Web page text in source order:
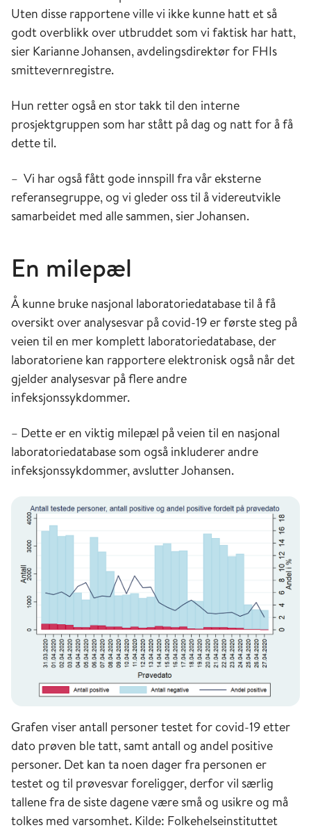
Uten disse rapportene ville vi ikke kunne hatt et så
godt overblikk over utbruddet som vi faktisk har hatt,
sier Karianne Johansen, avdelingsdirektør for FHIs
smittevernregistre.
Hun retter også en stor takk til den interne
prosjektgruppen som har stått på dag og natt for å få
dette til.
– Vi har også fått gode innspill fra vår eksterne
referansegruppe, og vi gleder oss til å videreutvikle
samarbeidet med alle sammen, sier Johansen.
En milepæl
Å kunne bruke nasjonal laboratoriedatabase til å få
oversikt over analysesvar på covid-19 er første steg på
veien til en mer komplett laboratoriedatabase, der
laboratoriene kan rapportere elektronisk også når det
gjelder analysesvar på flere andre
infeksjonssykdommer.
– Dette er en viktig milepæl på veien til en nasjonal
laboratoriedatabase som også inkluderer andre
infeksjonssykdommer, avslutter Johansen.
Grafen viser antall personer testet for covid-19 etter
dato prøven ble tatt, samt antall og andel positive
personer. Det kan ta noen dager fra personen er
testet og til prøvesvar foreligger, derfor vil særlig
tallene fra de siste dagene være små og usikre og må
tolkes med varsomhet. Kilde: Folkehelseinstituttet